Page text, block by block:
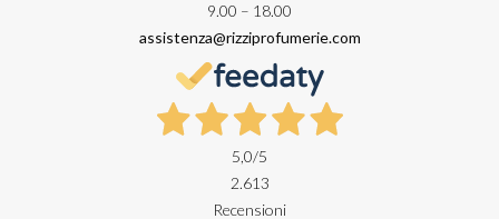
9.00 – 18.00
assistenza@rizziprofumerie.com
5,0/5
2.613
Recensioni